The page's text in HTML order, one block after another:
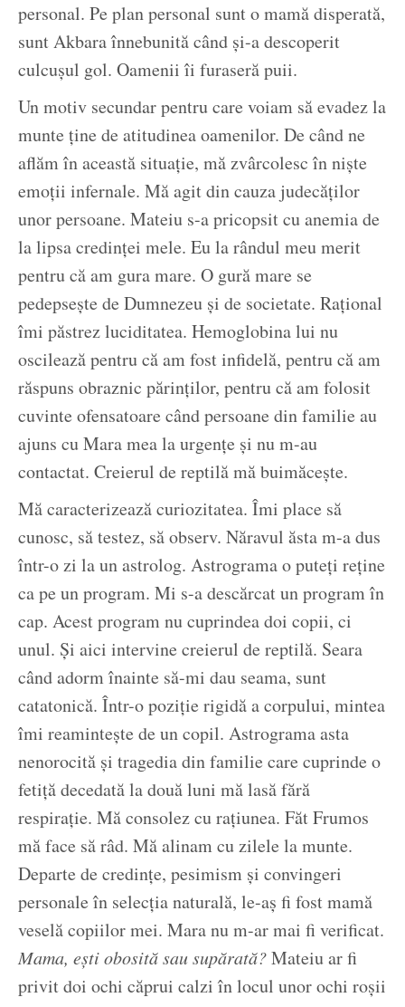
personal. Pe plan personal sunt o mamă disperată,
sunt Akbara înnebunită când și-a descoperit
culcușul gol. Oamenii îi furaseră puii.
Un motiv secundar pentru care voiam să evadez la
munte ține de atitudinea oamenilor. De când ne
aflăm în această situație, mă zvârcolesc în niște
emoții infernale. Mă agit din cauza judecăților
unor persoane. Mateiu s-a pricopsit cu anemia de
la lipsa credinței mele. Eu la rândul meu merit
pentru că am gura mare. O gură mare se
pedepsește de Dumnezeu și de societate. Rațional
îmi păstrez luciditatea. Hemoglobina lui nu
oscilează pentru că am fost infidelă, pentru că am
răspuns obraznic părinților, pentru că am folosit
cuvinte ofensatoare când persoane din familie au
ajuns cu Mara mea la urgențe și nu m-au
contactat. Creierul de reptilă mă buimăcește.
Mă caracterizează curiozitatea. Îmi place să
cunosc, să testez, să observ. Năravul ăsta m-a dus
într-o zi la un astrolog. Astrograma o puteți reține
ca pe un program. Mi s-a descărcat un program în
cap. Acest program nu cuprindea doi copii, ci
unul. Și aici intervine creierul de reptilă. Seara
când adorm înainte să-mi dau seama, sunt
catatonică. Într-o poziție rigidă a corpului, mintea
îmi reamintește de un copil. Astrograma asta
nenorocită și tragedia din familie care cuprinde o
fetiță decedată la două luni mă lasă fără
respirație. Mă consolez cu rațiunea. Făt Frumos
mă face să râd. Mă alinam cu zilele la munte.
Departe de credințe, pesimism și convingeri
personale în selecția naturală, le-aș fi fost mamă
veselă copiilor mei. Mara nu m-ar mai fi verificat.
Mama, ești obosită sau supărată?Mateiu ar fi
privit doi ochi căprui calzi în locul unor ochi roșii